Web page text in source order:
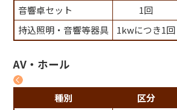
音響卓セット
1回
持込照明・音響等器具
1kwにつき1回
AV・ホール
種別 区分